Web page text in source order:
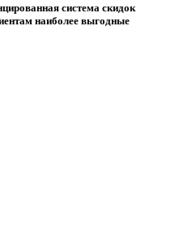
система скидок
наиболее выгодные